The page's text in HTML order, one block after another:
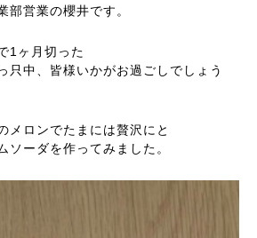
部営業の櫻井です。
1ヶ月切った
只中、皆様いかがお過ごしでしょう
メロンでたまには贅沢にと
ソーダを作ってみました。